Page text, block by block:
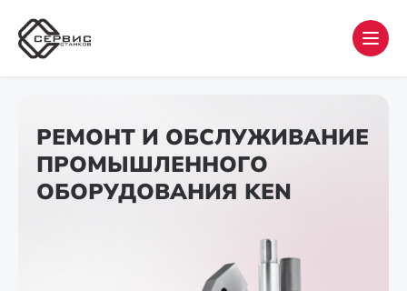
РЕМОНТ И ОБСЛУЖИВАНИЕ
ПРОМЫШЛЕННОГО
ОБОРУДОВАНИЯ KEN